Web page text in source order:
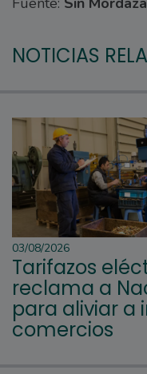
NOTICIAS
03/08/2026
Tarifazos
reclama a
para aliviar a
comercios